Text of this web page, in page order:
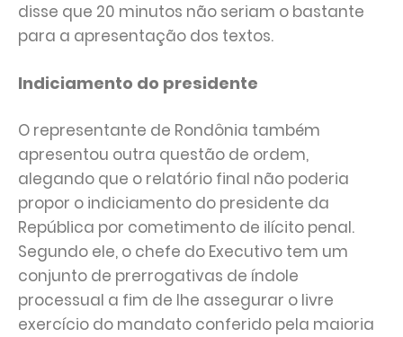
disse que 20 minutos não seriam o bastante
para a apresentação dos textos.
Indiciamento do presidente
O representante de Rondônia também
apresentou outra questão de ordem,
alegando que o relatório final não poderia
propor o indiciamento do presidente da
República por cometimento de ilícito penal.
Segundo ele, o chefe do Executivo tem um
conjunto de prerrogativas de índole
processual a fim de lhe assegurar o livre
exercício do mandato conferido pela maioria